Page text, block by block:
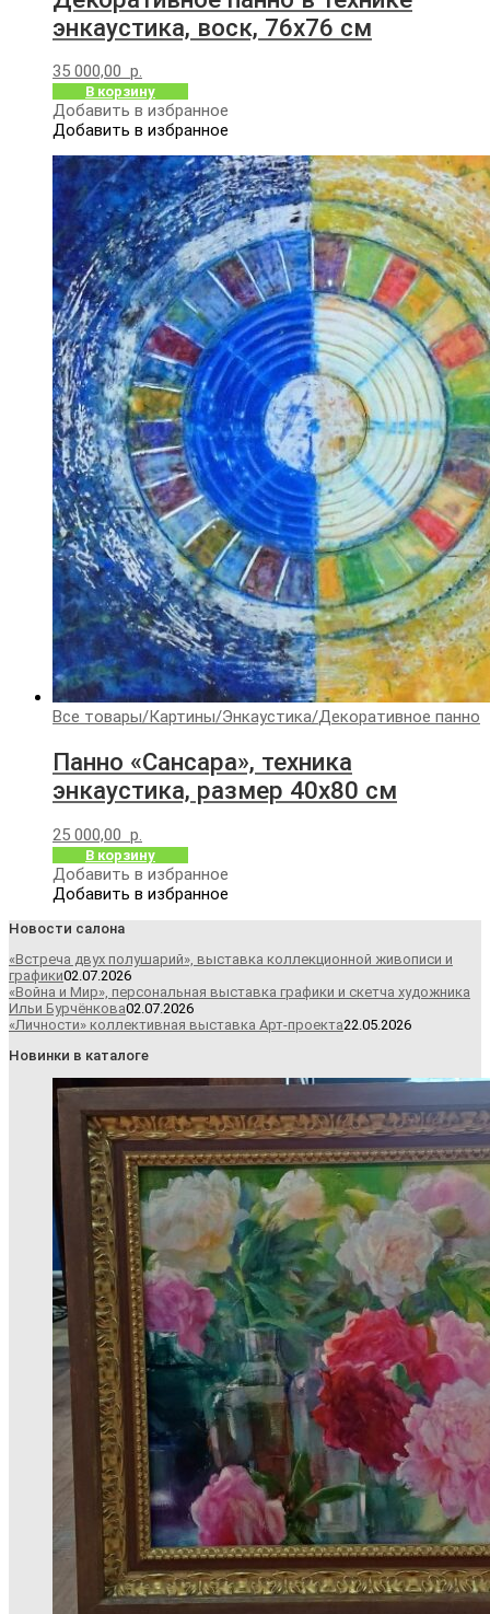
энкаустика, воск, 76х76 см
35 000,00 р.
В корзину
Добавить в избранное
Добавить в избранное
Все товары/Картины/Энкаустика/Декоративное панно
Панно «Сансара», техника
энкаустика, размер 40х80 см
25 000,00 р.
В корзину
Добавить в избранное
Добавить в избранное
Новости салона
«Встреча двух полушарий», выставка коллекционной живописи и
графики02.07.2026
«Война и Мир», персональная выставка графики и скетча художника
Ильи Бурчёнкова02.07.2026
«Личности» коллективная выставка Арт-проекта22.05.2026
Новинки в каталоге